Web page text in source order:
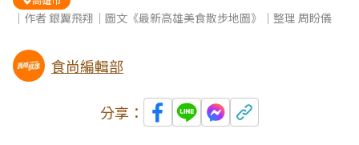
｜作者 銀翼飛翔｜圖文《最新高雄美食散步地圖》｜整理 周盼儀
食尚編輯部
分享：